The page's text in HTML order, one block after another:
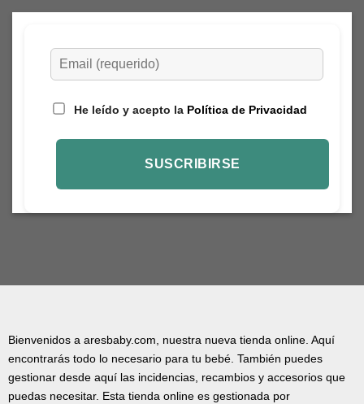
He leído y acepto la Política de Privacidad
Bienvenidos a aresbaby.com, nuestra nueva tienda online. Aquí
encontrarás todo lo necesario para tu bebé. También puedes
gestionar desde aquí las incidencias, recambios y accesorios que
puedas necesitar. Esta tienda online es gestionada por